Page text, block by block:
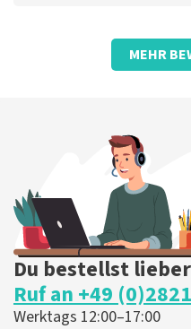
Bewertung von Anoniem
Ein anderes
Ticketpreis hatten, als
Die Rezension wurde übersetzt
MEHR
Du bestellst
Ruf an +49
Werktags 12:00–17:00